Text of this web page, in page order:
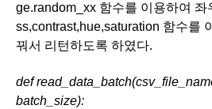
ge.random_xx 함수를 이용하여
ss,contrast,hue,saturation 함수를
꿔서 리턴하도록 하였다.
def
batch_size):